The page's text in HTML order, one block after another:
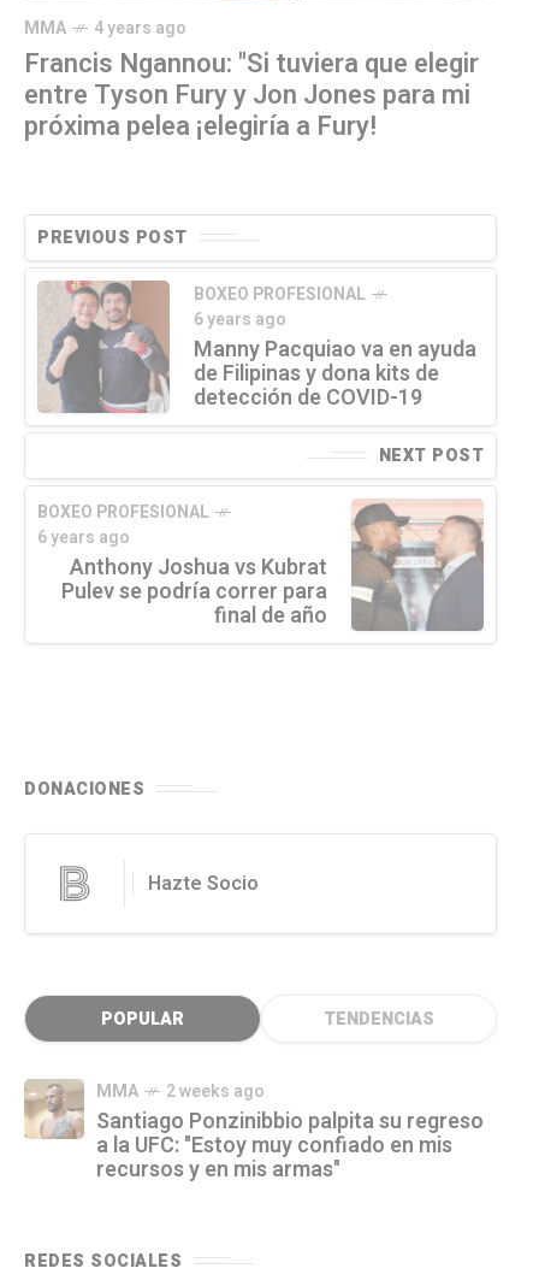
MMA 4 years ago
Francis Ngannou: "Si tuviera que elegir
entre Tyson Fury y Jon Jones para mi
próxima pelea ¡elegiría a Fury!
PREVIOUS POST
BOXEO PROFESIONAL
6 years ago
Manny Pacquiao va en ayuda
de Filipinas y dona kits de
detección de COVID-19
NEXT POST
BOXEO PROFESIONAL
6 years ago
Anthony Joshua vs Kubrat
Pulev se podría correr para
final de año
DONACIONES
Hazte Socio
POPULAR TENDENCIAS
MMA 2 weeks ago
Santiago Ponzinibbio palpita su regreso
a la UFC: "Estoy muy confiado en mis
recursos y en mis armas"
REDES SOCIALES